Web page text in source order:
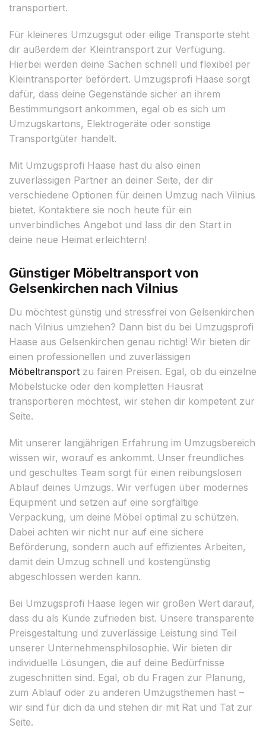
transportiert.
Für kleineres Umzugsgut oder eilige Transporte steht
dir außerdem der Kleintransport zur Verfügung.
Hierbei werden deine Sachen schnell und flexibel per
Kleintransporter befördert. Umzugsprofi Haase sorgt
dafür, dass deine Gegenstände sicher an ihrem
Bestimmungsort ankommen, egal ob es sich um
Umzugskartons, Elektrogeräte oder sonstige
Transportgüter handelt.
Mit Umzugsprofi Haase hast du also einen
zuverlässigen Partner an deiner Seite, der dir
verschiedene Optionen für deinen Umzug nach Vilnius
bietet. Kontaktiere sie noch heute für ein
unverbindliches Angebot und lass dir den Start in
deine neue Heimat erleichtern!
Günstiger Möbeltransport von
Gelsenkirchen nach Vilnius
Du möchtest günstig und stressfrei von Gelsenkirchen
nach Vilnius umziehen? Dann bist du bei Umzugsprofi
Haase aus Gelsenkirchen genau richtig! Wir bieten dir
einen professionellen und zuverlässigen
Möbeltransport zu fairen Preisen. Egal, ob du einzelne
Möbelstücke oder den kompletten Hausrat
transportieren möchtest, wir stehen dir kompetent zur
Seite.
Mit unserer langjährigen Erfahrung im Umzugsbereich
wissen wir, worauf es ankommt. Unser freundliches
und geschultes Team sorgt für einen reibungslosen
Ablauf deines Umzugs. Wir verfügen über modernes
Equipment und setzen auf eine sorgfältige
Verpackung, um deine Möbel optimal zu schützen.
Dabei achten wir nicht nur auf eine sichere
Beförderung, sondern auch auf effizientes Arbeiten,
damit dein Umzug schnell und kostengünstig
abgeschlossen werden kann.
Bei Umzugsprofi Haase legen wir großen Wert darauf,
dass du als Kunde zufrieden bist. Unsere transparente
Preisgestaltung und zuverlässige Leistung sind Teil
unserer Unternehmensphilosophie. Wir bieten dir
individuelle Lösungen, die auf deine Bedürfnisse
zugeschnitten sind. Egal, ob du Fragen zur Planung,
zum Ablauf oder zu anderen Umzugsthemen hast –
wir sind für dich da und stehen dir mit Rat und Tat zur
Seite.